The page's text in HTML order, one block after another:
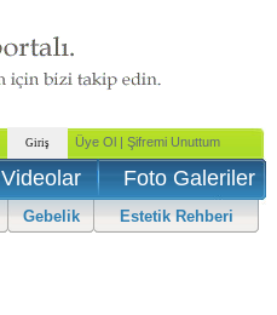
Videolar Foto Galeriler
Gebelik Estetik Rehberi